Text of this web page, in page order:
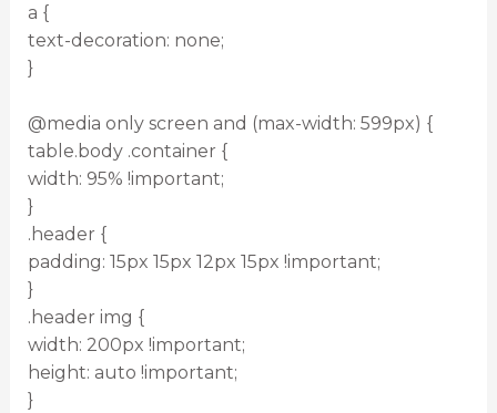
a {
text-decoration: none;
}
@media only screen and (max-width: 599px) {
table.body .container {
width: 95% !important;
}
.header {
padding: 15px 15px 12px 15px !important;
}
.header img {
width: 200px !important;
height: auto !important;
}